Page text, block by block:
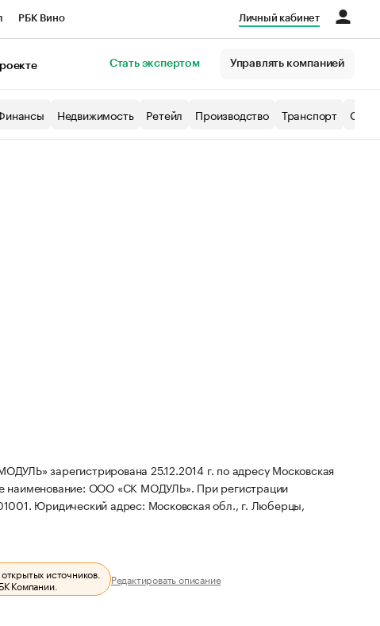
РБК Вино Личный кабинет
Стать экспертом Управлять компанией
Недвижимость Ретейл Производство Транспорт
зарегистрирована 25.12.2014 г. по адресу Московская
наименование: ООО «СК МОДУЛЬ». При регистрации
Юридический адрес: Московская обл., г. Люберцы,
источников.
Компании. Редактировать описание